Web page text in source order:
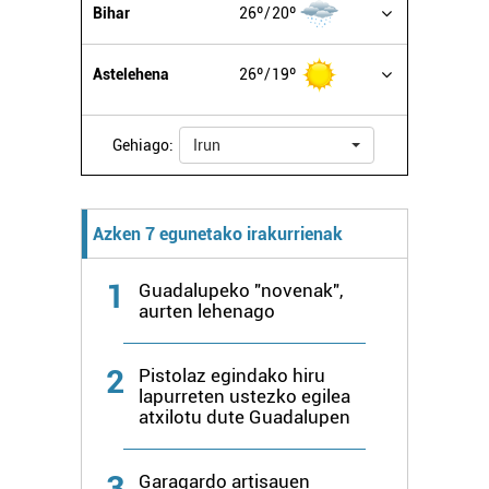
interes komertzial legitimoetan babesten dira. Ikusi gure
duten interes legitimoa eta horren aurka nola egin
dezakezun ikusteko.
Lortu zure datu pertsonalak prozesatzeko moduari
buruzko informazio gehiago eta ezarri zure lehentasunak
datuen atalean. Edozein unetan alda edo ken dezakezu
zure baimena Cookieen adierazpenean.
Webgune honek cookie propioak eta hirugarrenen cookie-
fitxategiak erabiltzen ditu. Zure esperientzia eta
zerbitzuak hobetzeko asmoz, cookie teknologiaz
baliatzen gara. Ohar hau onartuz gero, teknologia hori
erabiltzeko baimen esplizitua ematen diguzu.
Bihar 26º 20º
Astelehena 26º 19º
Gehiago: Irun
Azken 7 egunetako irakurrienak
1
Guadalupeko "novenak",
aurten lehenago
2
Pistolaz egindako hiru
lapurreten ustezko egilea
atxilotu dute Guadalupen
Garagardo artisauen